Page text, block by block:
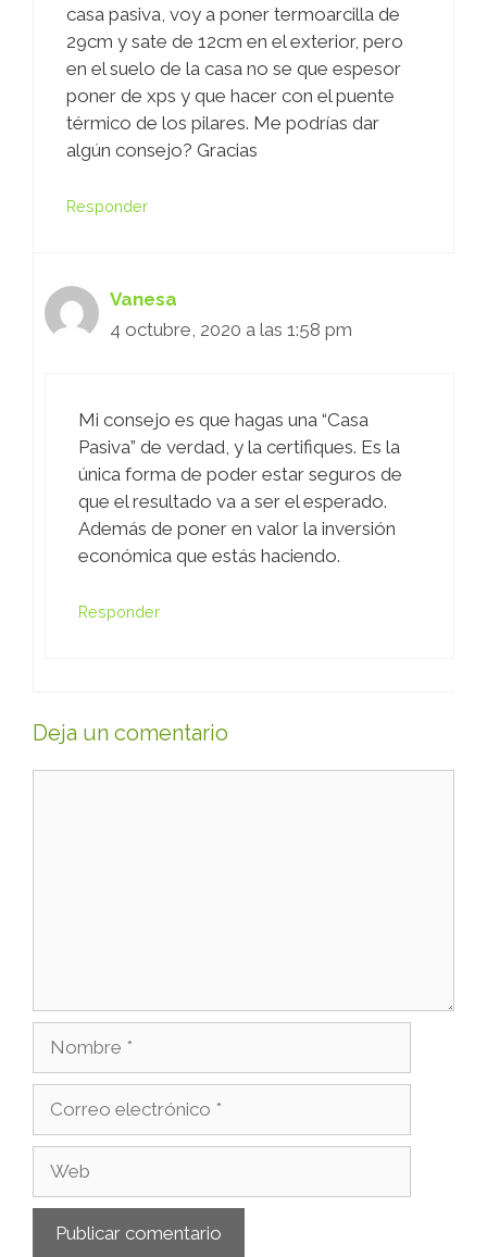
casa pasiva, voy a poner termoarcilla de
29cm y sate de 12cm en el exterior, pero
en el suelo de la casa no se que espesor
poner de xps y que hacer con el puente
térmico de los pilares. Me podrías dar
algún consejo? Gracias
Responder
Vanesa
4 octubre, 2020 a las 1:58 pm
Mi consejo es que hagas una “Casa
Pasiva” de verdad, y la certifiques. Es la
única forma de poder estar seguros de
que el resultado va a ser el esperado.
Además de poner en valor la inversión
económica que estás haciendo.
Responder
Deja un comentario